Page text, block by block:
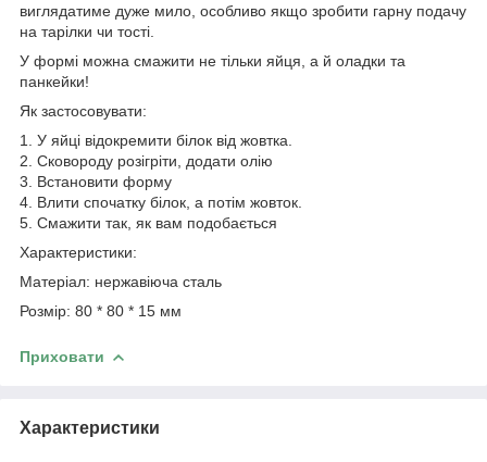
виглядатиме дуже мило, особливо якщо зробити гарну подачу
на тарілки чи тості.
У формі можна смажити не тільки яйця, а й оладки та
панкейки!
Як застосовувати:
1. У яйці відокремити білок від жовтка.
2. Сковороду розігріти, додати олію
3. Встановити форму
4. Влити спочатку білок, а потім жовток.
5. Смажити так, як вам подобається
Характеристики:
Матеріал: нержавіюча сталь
Розмір: 80 * 80 * 15 мм
Приховати
Характеристики